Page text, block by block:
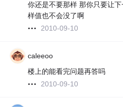
你还是不要那样 那你只要让
样值也不会没了啊
2010-09-10
caleeoo
楼上的能看完问题再答吗
2010-09-10